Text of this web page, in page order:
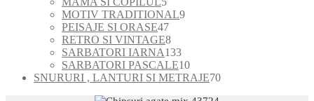
produse
MOTIV TRADITIONAL99
PEISAJE SI ORASE4747
de
produse
RETRO SI VINTAGE88
produse
SARBATORI IARNA133133
de
produse
SARBATORI PASCALE1010
produse
SNURURI , LANTURI SI METRAJE7070